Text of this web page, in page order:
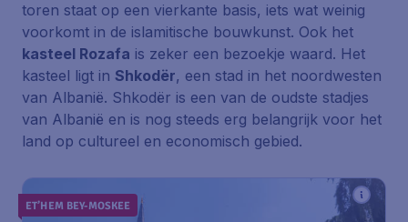
toren staat op een vierkante basis, iets wat weinig
voorkomt in de islamitische bouwkunst. Ook het
kasteel Rozafa is zeker een bezoekje waard. Het
kasteel ligt in Shkodër, een stad in het noordwesten
van Albanië. Shkodër is een van de oudste stadjes
van Albanië en is nog steeds erg belangrijk voor het
land op cultureel en economisch gebied.
ET’HEM BEY-MOSKEE